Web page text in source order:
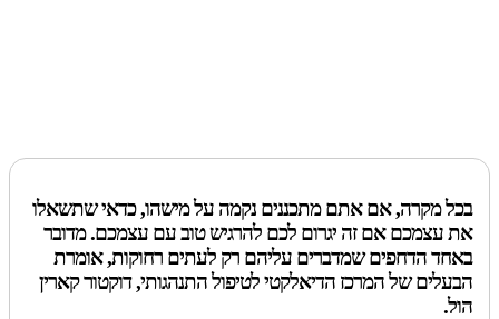
בכל מקרה, אם אתם מתכננים נקמה על מישהו, כדאי שתשאלו
את עצמכם אם זה יגרום לכם להרגיש טוב עם עצמכם. מדובר
באחד הדחפים שמדברים עליהם רק לעתים רחוקות, אומרת
הבעלים של המרכז הדיאלקטי לטיפול התנהגותי, דוקטור קארין
הול.